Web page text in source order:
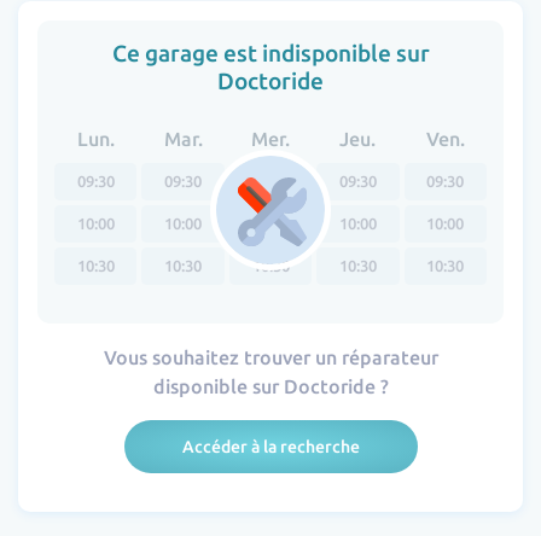
Ce garage est indisponible sur
Doctoride
Lun.
09:30
10:00
10:30
Mar.
09:30
10:00
10:30
Mer.
09:30
10:00
10:30
Jeu.
09:30
10:00
10:30
Ven.
09:30
10:00
10:30
Vous souhaitez trouver un réparateur
disponible sur Doctoride ?
Accéder à la recherche